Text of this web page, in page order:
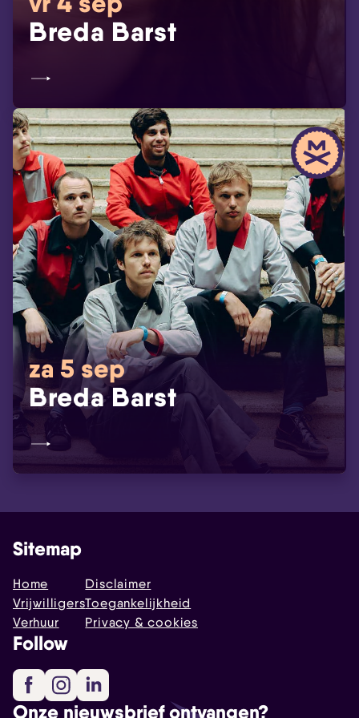
Breda Barst
za 5 sep
Breda Barst
Sitemap
Home
Vrijwilligers
Verhuur
Disclaimer
Toegankelijkheid
Privacy & cookies
Follow
FacebookInstagram
Onze nieuwsbrief ontvangen?